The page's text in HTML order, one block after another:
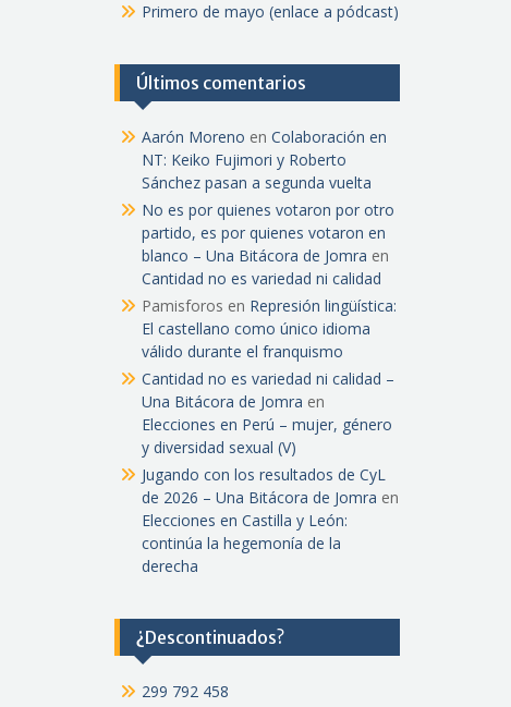
Primero de mayo (enlace a pódcast)
Últimos comentarios
Aarón Moreno en Colaboración en
NT: Keiko Fujimori y Roberto
Sánchez pasan a segunda vuelta
No es por quienes votaron por otro
partido, es por quienes votaron en
blanco – Una Bitácora de Jomra en
Cantidad no es variedad ni calidad
Pamisforos en Represión lingüística:
El castellano como único idioma
válido durante el franquismo
Cantidad no es variedad ni calidad –
Una Bitácora de Jomra en
Elecciones en Perú – mujer, género
y diversidad sexual (V)
Jugando con los resultados de CyL
de 2026 – Una Bitácora de Jomra en
Elecciones en Castilla y León:
continúa la hegemonía de la
derecha
¿Descontinuados?
299 792 458